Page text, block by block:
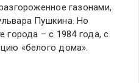
газонами,
Пушкина. Но
города – с 1984 года, с
«белого дома».